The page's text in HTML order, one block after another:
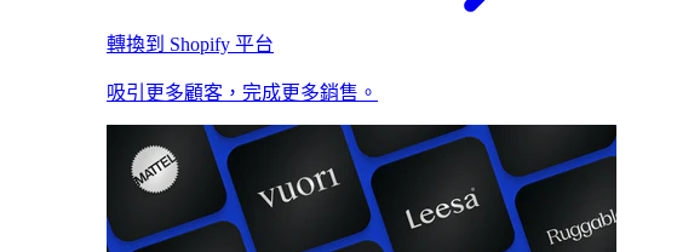
轉換到 Shopify 平台
吸引更多顧客，完成更多銷售。